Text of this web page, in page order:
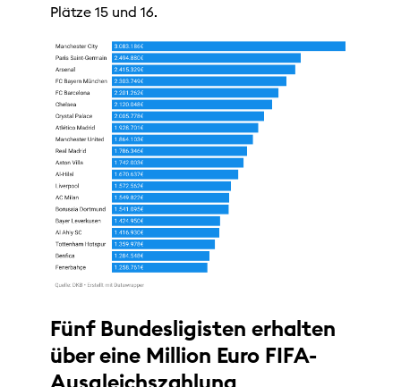
Plätze 15 und 16.
Fünf Bundesligisten erhalten
über eine Million Euro FIFA-